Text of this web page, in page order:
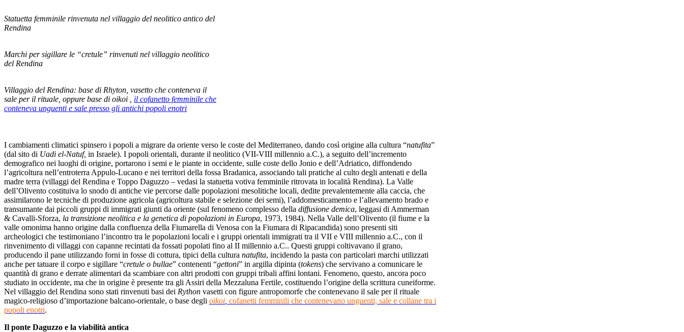
Statuetta femminile rinvenuta nel villaggio del neolitico antico del
Rendina
Marchi per sigillare le “cretule” rinvenuti nel villaggio neolitico
del Rendina
Villaggio del Rendina: base di Rhyton, vasetto che conteneva il
sale per il rituale, oppure base di oikoi , il cofanetto femminile che
conteneva unguenti e sale presso gli antichi popoli enotri
I cambiamenti climatici spinsero i popoli a migrare da oriente verso le coste del Mediterraneo, dando così origine alla cultura “natufita”
(dal sito di Uadi el-Natuf, in Israele). I popoli orientali, durante il neolitico (VII-VIII millennio a.C.), a seguito dell’incremento
demografico nei luoghi di origine, portarono i semi e le piante in occidente, sulle coste dello Jonio e dell’Adriatico, diffondendo
l’agricoltura nell’entroterra Appulo-Lucano e nei territori della fossa Bradanica, associando tali pratiche al culto degli antenati e della
madre terra (villaggi del Rendina e Toppo Daguzzo – vedasi la statuetta votiva femminile ritrovata in località Rendina). La Valle
dell’Olivento costituiva lo snodo di antiche vie percorse dalle popolazioni mesolitiche locali, dedite prevalentemente alla caccia, che
assimilarono le tecniche di produzione agricola (agricoltura stabile e selezione dei semi), l’addomesticamento e l’allevamento brado e
transumante dai piccoli gruppi di immigrati giunti da oriente (sul fenomeno complesso della diffusione demica, leggasi di Ammerman
& Cavalli-Sforza, la transizione neolitica e la genetica di popolazioni in Europa, 1973, 1984). Nella Valle dell’Olivento (il fiume e la
valle omonima hanno origine dalla confluenza della Fiumarella di Venosa con la Fiumara di Ripacandida) sono presenti siti
archeologici che testimoniano l’incontro tra le popolazioni locali e i gruppi orientali immigrati tra il VII e VIII millennio a.C., con il
rinvenimento di villaggi con capanne recintati da fossati popolati fino al II millennio a.C.. Questi gruppi coltivavano il grano,
producendo il pane utilizzando forni in fosse di cottura, tipici della cultura natufita, incidendo la pasta con particolari marchi utilizzati
anche per tatuare il corpo e sigillare “cretule o bullae” contenenti “gettoni” in argilla dipinta (tokens) che servivano a comunicare le
quantità di grano e derrate alimentari da scambiare con altri prodotti con gruppi tribali affini lontani. Fenomeno, questo, ancora poco
studiato in occidente, ma che in origine è presente tra gli Assiri della Mezzaluna Fertile, costituendo l’origine della scrittura cuneiforme.
Nel villaggio del Rendina sono stati rinvenuti basi dei Rython vasetti con figure antropomorfe che contenevano il sale per il rituale
magico-religioso d’importazione balcano-orientale, o base degli oikoi cofanetti femminili che contenevano unguenti, sale e collane tra i
popoli enotri.
Il ponte Daguzzo e la viabilità antica